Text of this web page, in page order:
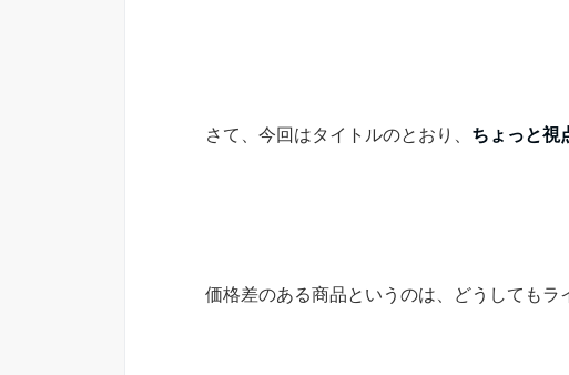
さて、今回はタイトルのとおり、 ちょっと視
価格差のある商品というのは、どうしてもラ